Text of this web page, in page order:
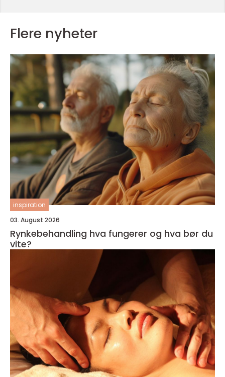
Flere nyheter
inspiration
03. August 2026
Rynkebehandling hva fungerer og hva bør du
vite?